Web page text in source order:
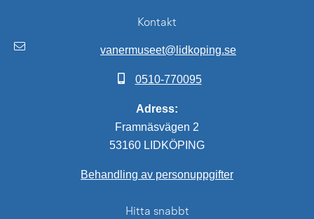
Kontakt
vanermuseet@lidkoping.se
0510-770095
Adress:
Framnäsvägen 2
53160 LIDKÖPING
Behandling av personuppgifter
Hitta snabbt